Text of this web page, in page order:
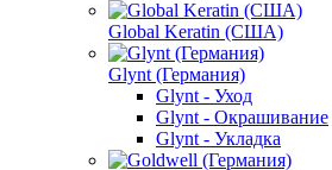
Global Keratin (США)
Glynt (Германия)
Glynt - Уход
Glynt - Окрашивание
Glynt - Укладка